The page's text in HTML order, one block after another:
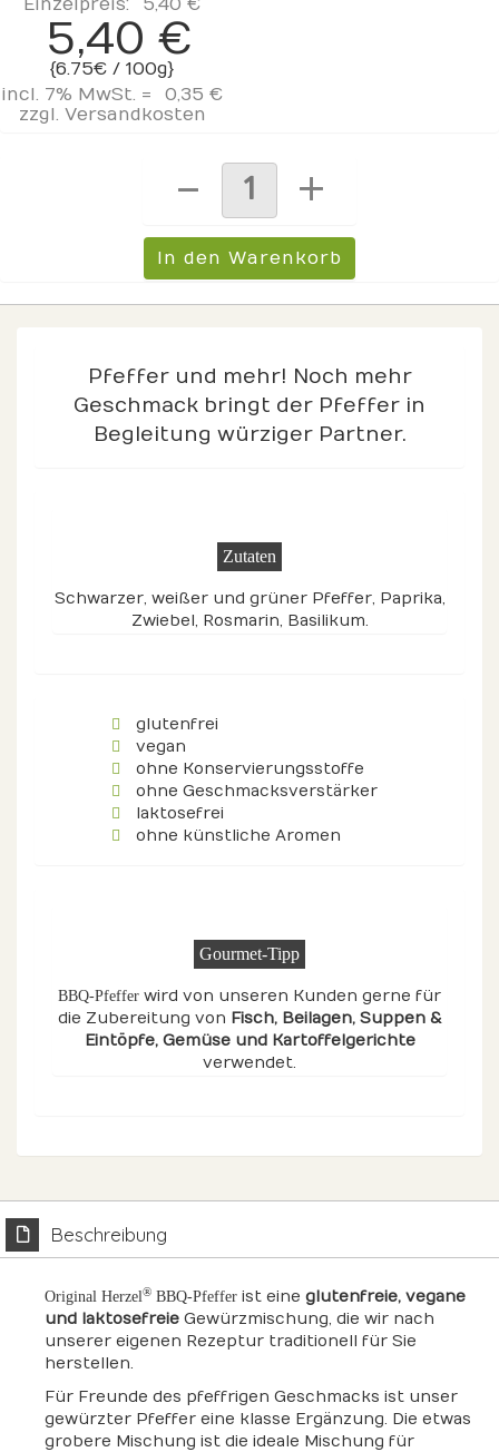
Einzelpreis: 5,40 €
5,40 €
{6.75€ / 100g}
incl. 7% MwSt. =
0,35 €
zzgl. Versandkosten
Pfeffer und mehr! Noch mehr
Geschmack bringt der Pfeffer in
Begleitung würziger Partner.
Zutaten
Schwarzer, weißer und grüner Pfeffer, Paprika,
Zwiebel, Rosmarin, Basilikum.
glutenfrei
vegan
ohne Konservierungsstoffe
ohne Geschmacksverstärker
laktosefrei
ohne künstliche Aromen
Gourmet-Tipp
BBQ-Pfeffer wird von unseren Kunden gerne für
die Zubereitung von Fisch, Beilagen, Suppen &
Eintöpfe, Gemüseund Kartoffelgerichte
verwendet.
Beschreibung
Original Herzel® BBQ-Pfeffer ist eine glutenfreie, vegane
und laktosefreie Gewürzmischung, die wir nach
unserer eigenen Rezeptur traditionell für Sie
herstellen.
Für Freunde des pfeffrigen Geschmacks ist unser
gewürzter Pfeffer eine klasse Ergänzung. Die etwas
grobere Mischung ist die ideale Mischung für